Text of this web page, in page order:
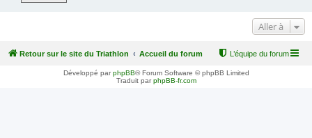
Aller à
Retour sur le site du Triathlon Accueil du forum L’équipe du forum
Développé parphpBB® Forum Software © phpBB Limited
Traduit parphpBB-fr.com